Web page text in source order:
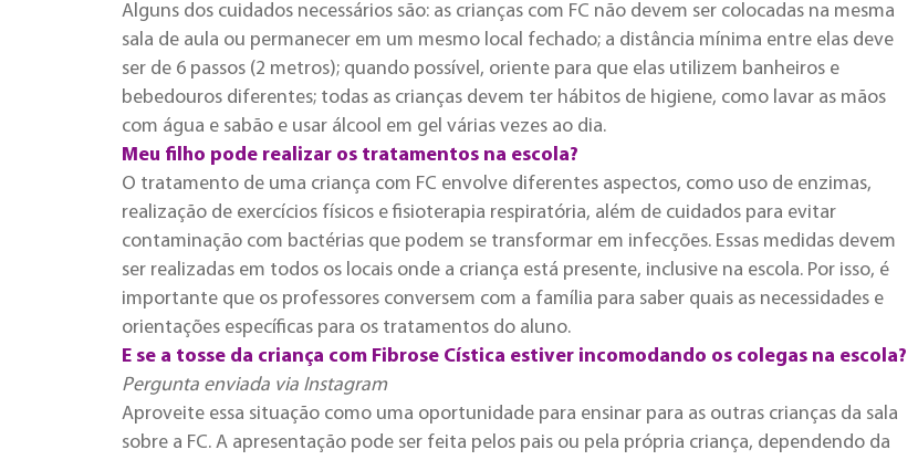
Alguns dos cuidados necessários são: as crianças com FC não devem ser colocadas na mesma
sala de aula ou permanecer em um mesmo local fechado; a distância mínima entre elas deve
ser de 6 passos (2 metros); quando possível, oriente para que elas utilizem banheiros e
bebedouros diferentes; todas as crianças devem ter hábitos de higiene, como lavar as mãos
com água e sabão e usar álcool em gel várias vezes ao dia.
Meu filho pode realizar os tratamentos na escola?
O tratamento de uma criança com FC envolve diferentes aspectos, como uso de enzimas,
realização de exercícios físicos e fisioterapia respiratória, além de cuidados para evitar
contaminação com bactérias que podem se transformar em infecções. Essas medidas devem
ser realizadas em todos os locais onde a criança está presente, inclusive na escola. Por isso, é
importante que os professores conversem com a família para saber quais as necessidades e
orientações específicas para os tratamentos do aluno.
E se a tosse da criança com Fibrose Cística estiver incomodando os colegas na escola?
Pergunta enviada via Instagram
Aproveite essa situação como uma oportunidade para ensinar para as outras crianças da sala
sobre a FC. A apresentação pode ser feita pelos pais ou pela própria criança, dependendo da